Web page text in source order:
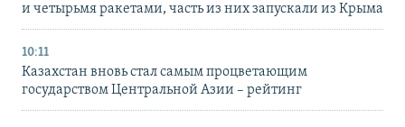
и четырьмя ракетами, часть из них запускали из Крыма
10:11
Казахстан вновь стал самым процветающим
государством Центральной Азии – рейтинг